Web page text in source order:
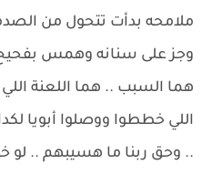
ملامحه بدأت تتحول من
وجز على سنانه وهمس
هما السبب .. هما اللعنة اللي
اللي خططوا ووصلوا أبويا
.. وحق ربنا ما هسيبهم .. لو